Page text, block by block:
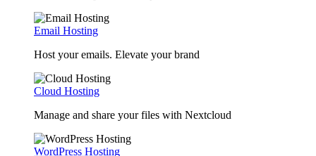
Email Hosting
Host your emails. Elevate your brand
Cloud Hosting
Manage and share your files with Nextcloud
WordPress Hosting